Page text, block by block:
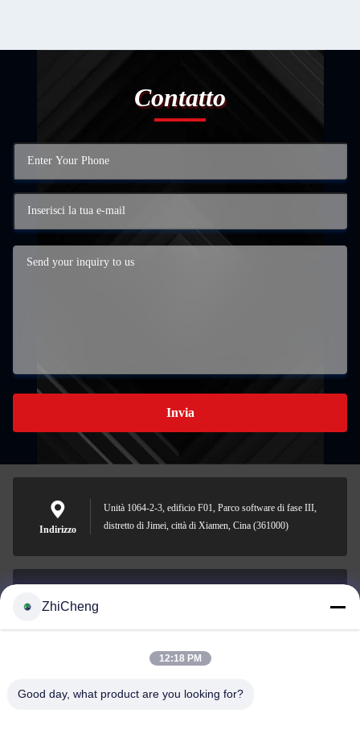
Contatto
Invia
Indirizzo
Unità 1064-2-3, edificio F01, Parco software di fase III,
distretto di Jimei, città di Xiamen, Cina (361000)
0086-592-5636807
ZhiCheng
12:18 PM
Good day, what product are you looking for?